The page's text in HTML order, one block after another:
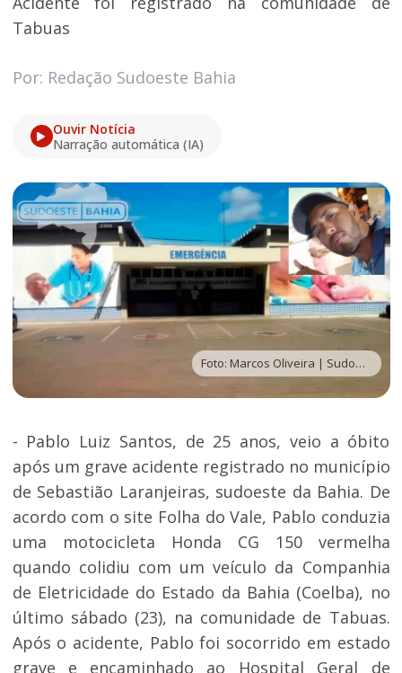
Tabuas
Por: Redação Sudoeste Bahia
Ouvir Notícia
Narração automática (IA)
Foto: Marcos Oliveira | Sudoeste Bahia
- Pablo Luiz Santos, de 25 anos, veio a óbito
após um grave acidente registrado no município
de Sebastião Laranjeiras, sudoeste da Bahia. De
acordo com o site Folha do Vale, Pablo conduzia
uma motocicleta Honda CG 150 vermelha
quando colidiu com um veículo da Companhia
de Eletricidade do Estado da Bahia (Coelba), no
último sábado (23), na comunidade de Tabuas.
Após o acidente, Pablo foi socorrido em estado
grave e encaminhado ao Hospital Geral de